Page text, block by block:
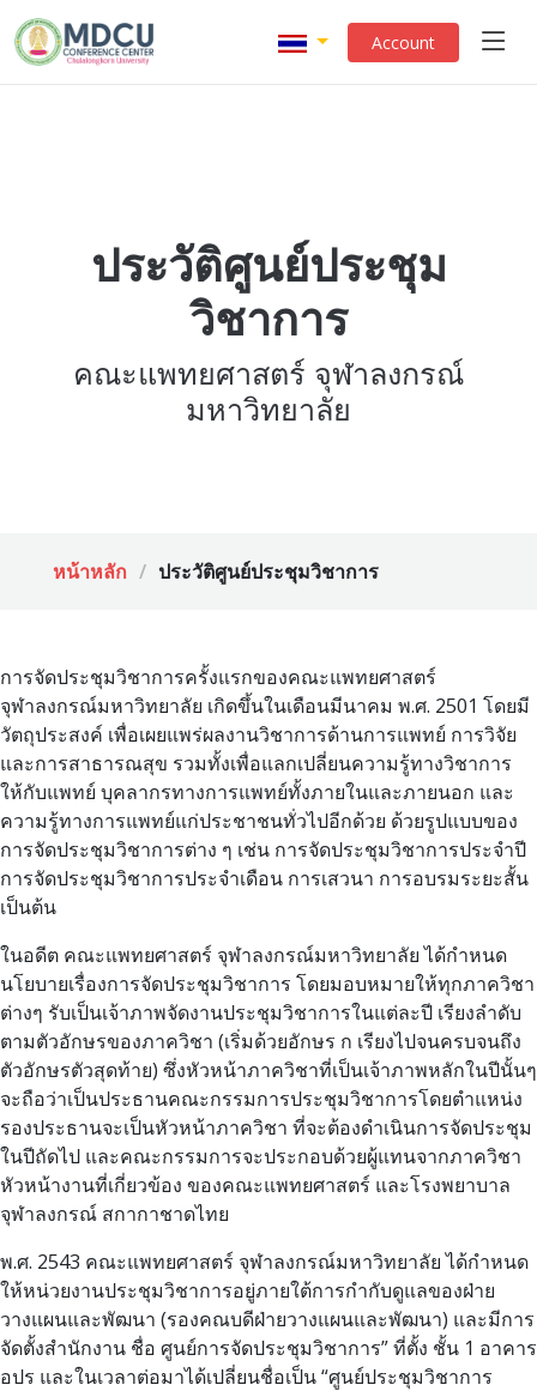
Account
ประวัติศูนย์ประชุม
วิชาการ
คณะแพทยศาสตร์ จุฬาลงกรณ์
มหาวิทยาลัย
หน้าหลัก ประวัติศูนย์ประชุมวิชาการ
การจัดประชุมวิชาการครั้งแรกของคณะแพทยศาสตร์
จุฬาลงกรณ์มหาวิทยาลัย เกิดขึ้นในเดือนมีนาคม พ.ศ. 2501 โดยมี
วัตถุประสงค์ เพื่อเผยแพร่ผลงานวิชาการด้านการแพทย์ การวิจัย
และการสาธารณสุข รวมทั้งเพื่อแลกเปลี่ยนความรู้ทางวิชาการ
ให้กับแพทย์ บุคลากรทางการแพทย์ทั้งภายในและภายนอก และ
ความรู้ทางการแพทย์แก่ประชาชนทั่วไปอีกด้วย ด้วยรูปแบบของ
การจัดประชุมวิชาการต่าง ๆ เช่น การจัดประชุมวิชาการประจำปี
การจัดประชุมวิชาการประจำเดือน การเสวนา การอบรมระยะสั้น
เป็นต้น
ในอดีต คณะแพทยศาสตร์ จุฬาลงกรณ์มหาวิทยาลัย ได้กำหนด
นโยบายเรื่องการจัดประชุมวิชาการ โดยมอบหมายให้ทุกภาควิชา
ต่างๆ รับเป็นเจ้าภาพจัดงานประชุมวิชาการในแต่ละปี เรียงลำดับ
ตามตัวอักษรของภาควิชา (เริ่มด้วยอักษร ก เรียงไปจนครบจนถึง
ตัวอักษรตัวสุดท้าย) ซึ่งหัวหน้าภาควิชาที่เป็นเจ้าภาพหลักในปีนั้นๆ
จะถือว่าเป็นประธานคณะกรรมการประชุมวิชาการโดยตำแหน่ง
รองประธานจะเป็นหัวหน้าภาควิชา ที่จะต้องดำเนินการจัดประชุม
ในปีถัดไป และคณะกรรมการจะประกอบด้วยผู้แทนจากภาควิชา
หัวหน้างานที่เกี่ยวข้อง ของคณะแพทยศาสตร์ และโรงพยาบาล
จุฬาลงกรณ์ สกากาชาดไทย
พ.ศ. 2543 คณะแพทยศาสตร์ จุฬาลงกรณ์มหาวิทยาลัย ได้กำหนด
ให้หน่วยงานประชุมวิชาการอยู่ภายใต้การกำกับดูแลของฝ่าย
วางแผนและพัฒนา (รองคณบดีฝ่ายวางแผนและพัฒนา) และมีการ
จัดตั้งสำนักงาน ชื่อ ศูนย์การจัดประชุมวิชาการ” ที่ตั้ง ชั้น 1 อาคาร
อปร และในเวลาต่อมาได้เปลี่ยนชื่อเป็น “ศูนย์ประชุมวิชาการ